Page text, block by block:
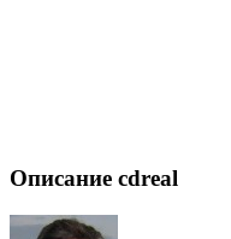
Описание cdreal